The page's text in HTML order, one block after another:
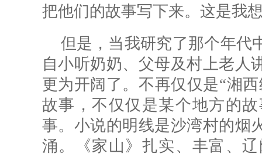
把他们的故事写下来。这是我
但是，当我研究了那个年代
自小听奶奶、父母及村上老人
更为开阔了。不再仅仅是“湘
故事，不仅仅是某个地方的
事。小说的明线是沙湾村的烟
涌。《家山》扎实、丰富、